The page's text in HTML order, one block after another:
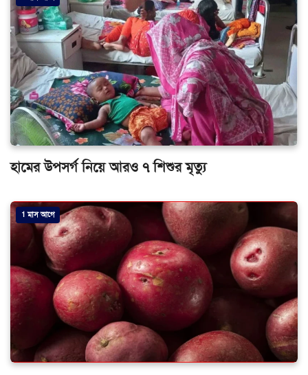
হামের উপসর্গ নিয়ে আরও ৭ শিশুর মৃত্যু
1 মাস আগে